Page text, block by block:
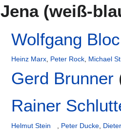
Jena (weiß-
Wolfgang
Heinz Marx Peter Rock Michael
Gerd Brunner
Rainer
Helmut Stein Peter Ducke